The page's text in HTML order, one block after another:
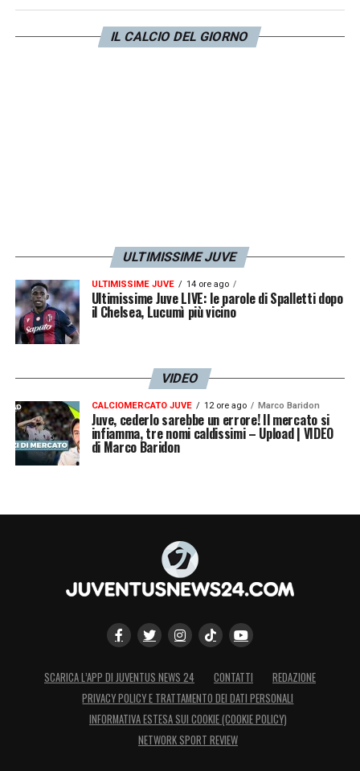
mente e l’esperienza ma non sarà fatto
schioccando le dita. Se avrà trovato la
IL CALCIO DEL GIORNO
ULTIMISSIME JUVE
ULTIMISSIME JUVE 14 ore ago
Ultimissime Juve LIVE: le parole di Spalletti dopo
il Chelsea, Lucumì più vicino
VIDEO
CALCIOMERCATO JUVE 12 ore ago Marco Baridon
Juve, cederlo sarebbe un errore! Il mercato si
infiamma, tre nomi caldissimi – Upload | VIDEO
di Marco Baridon
SCARICA L’APP DI JUVENTUS NEWS 24 CONTATTI
REDAZIONE
PRIVACY POLICY E TRATTAMENTO DEI DATI PERSONALI
INFORMATIVA ESTESA SUI COOKIE (COOKIE POLICY)
NETWORK SPORT REVIEW